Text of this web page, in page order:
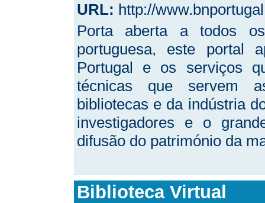
URL: http://
Porta aberta a todos
portuguesa, este portal
Portugal e os serviços
técnicas que servem
bibliotecas e da indústria
investigadores e o
difusão do património da
Biblioteca Virtual